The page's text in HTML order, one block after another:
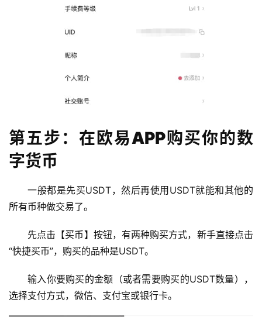
第五步：在欧易APP购买你的数
字货币
一般都是先买USDT，然后再使用USDT就能和其他的
所有币种做交易了。
先点击【买币】按钮，有两种购买方式，新手直接点击
“快捷买币”，购买的品种是USDT。
输入你要购买的金额（或者需要购买的USDT数量），
选择支付方式，微信、支付宝或银行卡。